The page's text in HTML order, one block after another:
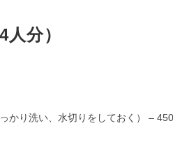
分）
かり洗い、水切りをしておく） –